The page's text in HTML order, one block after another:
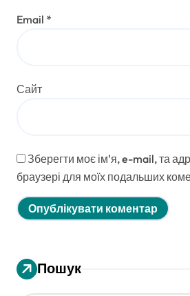
Email *
Сайт
Зберегти моє ім'я, e-mail, та
браузері для моїх подальших
Пошук